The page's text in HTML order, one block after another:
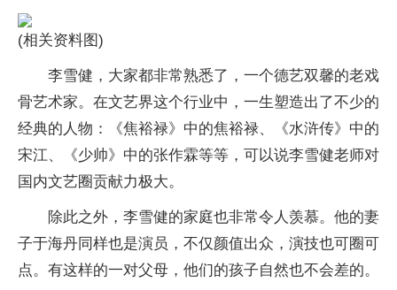
(相关资料图)
李雪健，大家都非常熟悉了，一个德艺双馨的老戏
骨艺术家。在文艺界这个行业中，一生塑造出了不少的
经典的人物：《焦裕禄》中的焦裕禄、《水浒传》中的
宋江、《少帅》中的张作霖等等，可以说李雪健老师对
国内文艺圈贡献力极大。
除此之外，李雪健的家庭也非常令人羡慕。他的妻
子于海丹同样也是演员，不仅颜值出众，演技也可圈可
点。有这样的一对父母，他们的孩子自然也不会差的。